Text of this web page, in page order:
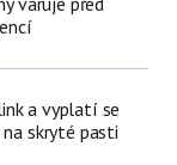
a vyplatí se
skryté pasti